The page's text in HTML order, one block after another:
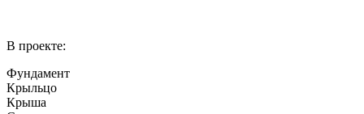
В проекте:
Фундамент
Крыльцо
Крыша